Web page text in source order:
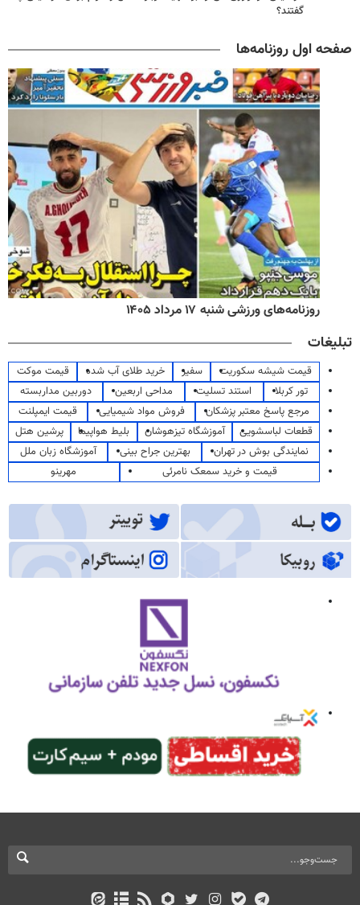
گفتند؟
صفحه اول روزنامه‌ها
روزنامه‌های ورزشی شنبه ۱۷ مرداد ۱۴۰۵
تبلیغات
قیمت شیشه سکوریت سفیر خرید طلای آب شده
قیمت موکت
تور کربلا
استند تسلیت مداحی اربعین
دوربین مداربسته
مرجع پاسخ معتبر پزشکان
فروش مواد شیمیایی
قیمت ایمپلنت
قطعات لباسشویی
آموزشگاه تیزهوشان بلیط هواپیما
پرشین هتل
نمایندگی بوش در تهران
بهترین جراح بینی
آموزشگاه زبان ملل
قیمت و خرید سمعک نامرئی
مهرینو